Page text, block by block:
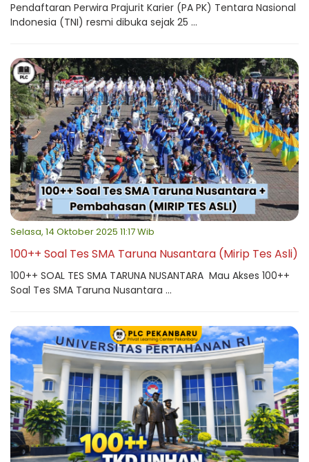
Pendaftaran Perwira Prajurit Karier (PA PK) Tentara Nasional
Indonesia (TNI) resmi dibuka sejak 25 ...
Selasa, 14 Oktober 2025 11:17 Wib
100++ Soal Tes SMA Taruna Nusantara (Mirip Tes Asli)
100++ SOAL TES SMA TARUNA NUSANTARA Mau Akses 100++
Soal Tes SMA Taruna Nusantara ...